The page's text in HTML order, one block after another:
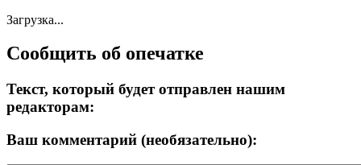
Загрузка...
Сообщить об опечатке
Текст, который будет отправлен нашим
редакторам:
Ваш комментарий (необязательно):